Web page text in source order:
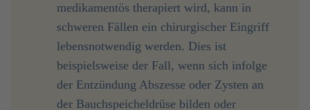
medikamentös therapiert wird, kann in
schweren Fällen ein chirurgischer Eingriff
lebensnotwendig werden. Dies ist
beispielsweise der Fall, wenn sich infolge
der Entzündung Abszesse oder Zysten an
der Bauchspeicheldrüse bilden oder